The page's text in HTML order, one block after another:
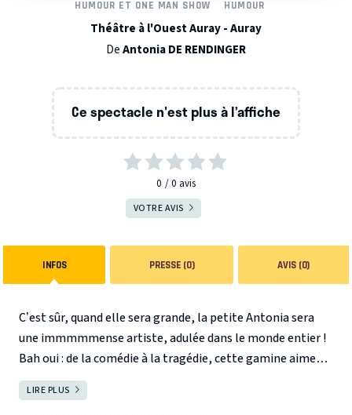
HUMOUR ET ONE MAN SHOW HUMOUR
Théâtre à l'Ouest Auray - Auray
DeAntonia DE RENDINGER
Ce spectacle n'est plus à l’affiche
0 0 avis
VOTRE AVIS
INFOS PRESSE (0) AVIS (0)
C’est sûr, quand elle sera grande, la petite Antonia sera
une immmmmense artiste, adulée dans le monde entier !
Bah oui : de la comédie à la tragédie, cette gamine aime
jouer, chanter, parler 8 langues et faire rire. Alors Antonia
joue, s’amuse, s’épanouit !
LIRE PLUS